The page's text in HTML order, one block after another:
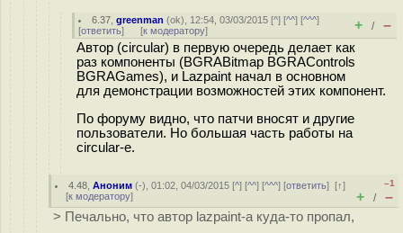
6.37 ,greenman (ok), 12:54, 03/03/2015 [^] [^^] [^^^]
[ответить] [к модератору] + / –
Автор (circular) в первую очередь делает как
раз компоненты (BGRABitmap BGRAControls
BGRAGames), и Lazpaint начал в основном
для демонстрации возможностей этих компонент.
По форуму видно, что патчи вносят и другие
пользователи. Но большая часть работы на
circular-е.
4.48 ,Аноним (-), 01:02, 04/03/2015 [^] [^^] [^^^] [ответить][↑]
[к модератору]
–1
+ / –
> Печально, что автор lazpaint-а куда-то пропал,